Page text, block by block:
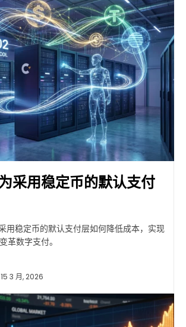
采用稳定币的默认支付
用稳定币的默认支付层如何降低成本，实现
革数字支付。
15 3 月, 2026